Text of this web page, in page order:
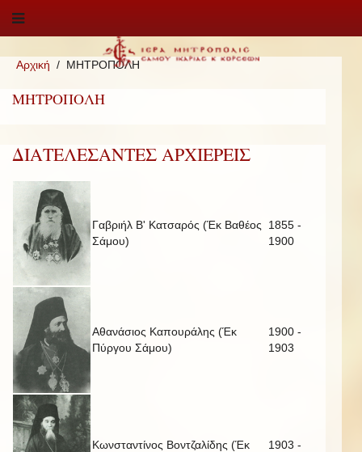
Αρχική ΜΗΤΡΟΠΟΛΗ
ΜΗΤΡΟΠΟΛΗ
ΔΙΑΤΕΛΕΣΑΝΤΕΣ ΑΡΧΙΕΡΕΙΣ
Γαβριήλ Β' Κατσαρός (Έκ Βαθέος
Σάμου)
1855 -
1900
Αθανάσιος Καπουράλης (Έκ
Πύργου Σάμου)
1900 -
1903
Κωνσταντίνος Βοντζαλίδης (Έκ
1903 -